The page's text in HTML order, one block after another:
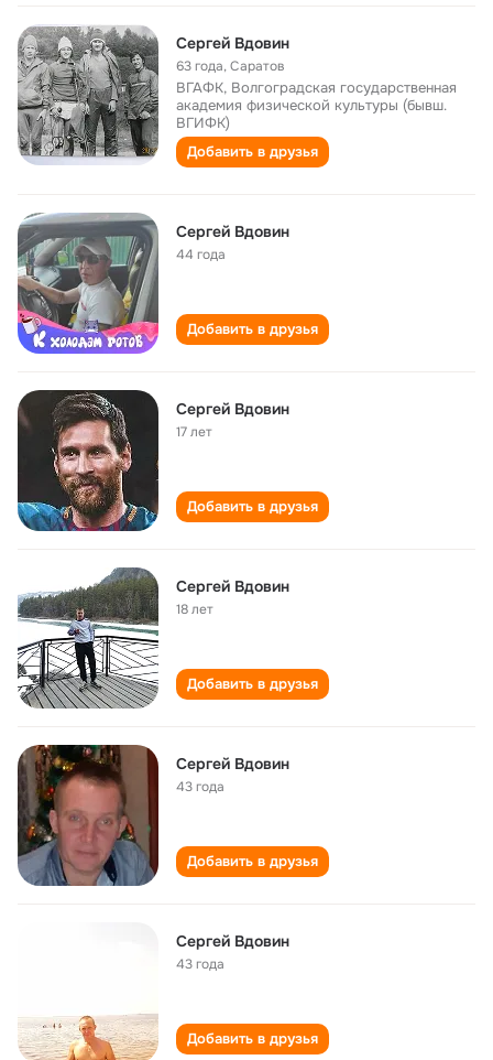
Сергей Вдовин
63 года,Саратов
ВГАФК, Волгоградская государственная
академия физической культуры (бывш.
ВГИФК)
Добавить в друзья
Сергей Вдовин
44 года
Добавить в друзья
Сергей Вдовин
17 лет
Добавить в друзья
Сергей Вдовин
18 лет
Добавить в друзья
Сергей Вдовин
43 года
Добавить в друзья
Сергей Вдовин
43 года
Добавить в друзья